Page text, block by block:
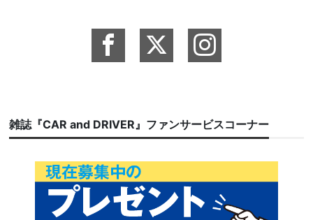
雑誌『CAR and DRIVER』ファンサービスコーナー